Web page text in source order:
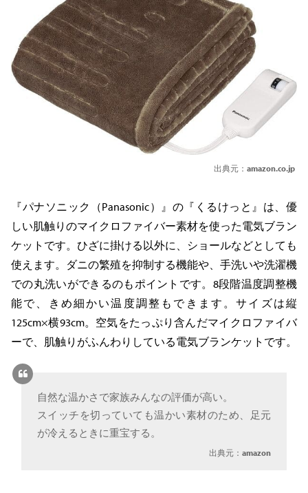
出典元： amazon.co.jp
『パナソニック（Panasonic）』の『くるけっと』は、優
しい肌触りのマイクロファイバー素材を使った電気ブラン
ケットです。ひざに掛ける以外に、ショールなどとしても
使えます。ダニの繁殖を抑制する機能や、手洗いや洗濯機
での丸洗いができるのもポイントです。8段階温度調整機
能で、きめ細かい温度調整もできます。サイズは縦
125cm×横93cm。空気をたっぷり含んだマイクロファイバ
ーで、肌触りがふんわりしている電気ブランケットです。
自然な温かさで家族みんなの評価が高い。
スイッチを切っていても温かい素材のため、足元
が冷えるときに重宝する。
出典元：amazon